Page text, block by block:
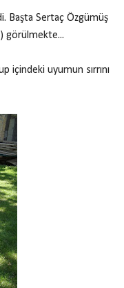
Başta Sertaç Özgümüş
görülmekte...
içindeki uyumun sırrını